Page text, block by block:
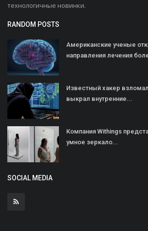
технологичные новинки.
RANDOM POSTS
Американские ученые
направления лечения
Известный хакер
выкрал внутренние...
Компания Withings
умное зеркало...
SOCIAL MEDIA